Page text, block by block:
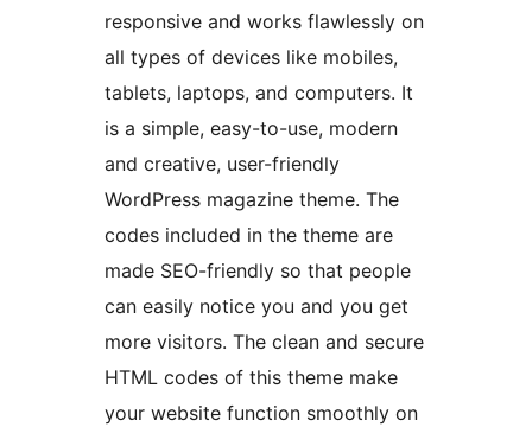
responsive and works flawlessly on
all types of devices like mobiles,
tablets, laptops, and computers. It
is a simple, easy-to-use, modern
and creative, user-friendly
WordPress magazine theme. The
codes included in the theme are
made SEO-friendly so that people
can easily notice you and you get
more visitors. The clean and secure
HTML codes of this theme make
your website function smoothly on